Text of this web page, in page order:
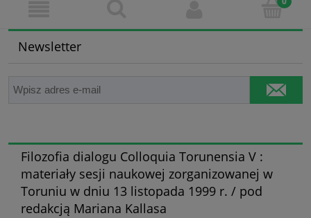
Newsletter
Filozofia dialogu Colloquia Torunensia V :
materiały sesji naukowej zorganizowanej w
Toruniu w dniu 13 listopada 1999 r. / pod
redakcją Mariana Kallasa